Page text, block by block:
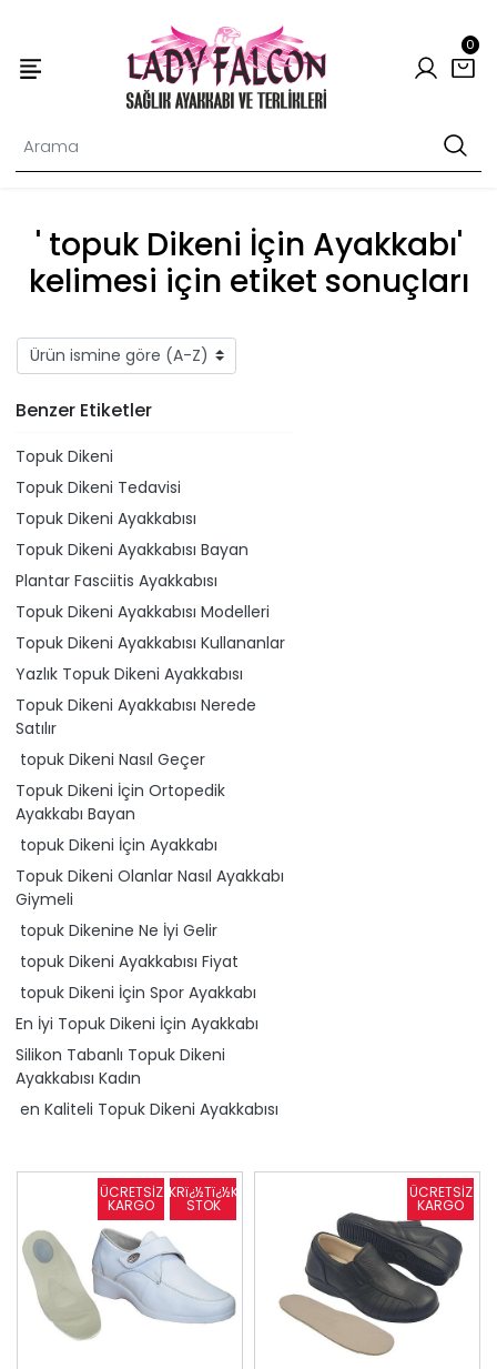
0
' topuk Dikeni İçin Ayakkabı'
kelimesi için etiket sonuçları
Benzer Etiketler
Topuk Dikeni
Topuk Dikeni Tedavisi
Topuk Dikeni Ayakkabısı
Topuk Dikeni Ayakkabısı Bayan
Plantar Fasciitis Ayakkabısı
Topuk Dikeni Ayakkabısı Modelleri
Topuk Dikeni Ayakkabısı Kullananlar
Yazlık Topuk Dikeni Ayakkabısı
Topuk Dikeni Ayakkabısı Nerede
Satılır
topuk Dikeni Nasıl Geçer
Topuk Dikeni İçin Ortopedik
Ayakkabı Bayan
topuk Dikeni İçin Ayakkabı
Topuk Dikeni Olanlar Nasıl Ayakkabı
Giymeli
topuk Dikenine Ne İyi Gelir
topuk Dikeni Ayakkabısı Fiyat
topuk Dikeni İçin Spor Ayakkabı
En İyi Topuk Dikeni İçin Ayakkabı
Silikon Tabanlı Topuk Dikeni
Ayakkabısı Kadın
en Kaliteli Topuk Dikeni Ayakkabısı